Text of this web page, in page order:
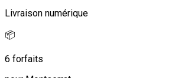
Livraison numérique
📦
6 forfaits